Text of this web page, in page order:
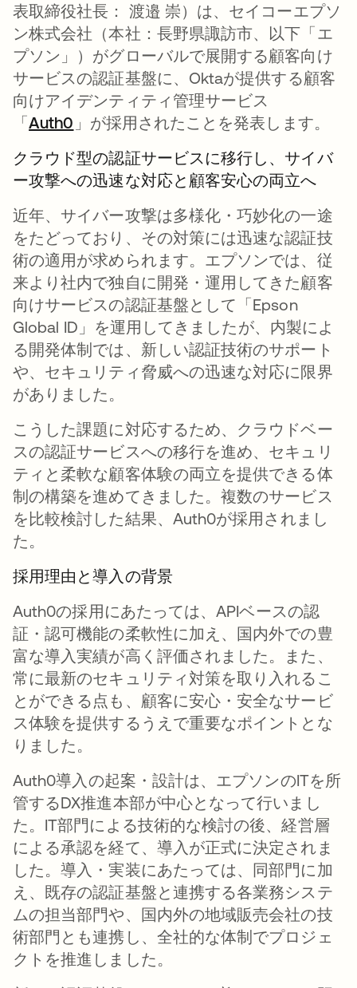
表取締役社長： 渡邉 崇）は、セイコーエプソ
ン株式会社（本社：長野県諏訪市、以下「エ
プソン」）がグローバルで展開する顧客向け
サービスの認証基盤に、Oktaが提供する顧客
向けアイデンティティ管理サービス
「Auth0 」が採用されたことを発表します。
クラウド型の認証サービスに移行し、サイバ
ー攻撃への迅速な対応と顧客安心の両立へ
近年、サイバー攻撃は多様化・巧妙化の一途
をたどっており、その対策には迅速な認証技
術の適用が求められます。エプソンでは、従
来より社内で独自に開発・運用してきた顧客
向けサービスの認証基盤として「Epson
Global ID」を運用してきましたが、内製によ
る開発体制では、新しい認証技術のサポート
や、セキュリティ脅威への迅速な対応に限界
がありました。
こうした課題に対応するため、クラウドベー
スの認証サービスへの移行を進め、セキュリ
ティと柔軟な顧客体験の両立を提供できる体
制の構築を進めてきました。複数のサービス
を比較検討した結果、Auth0が採用されまし
た。
採用理由と導入の背景
Auth0の採用にあたっては、APIベースの認
証・認可機能の柔軟性に加え、国内外での豊
富な導入実績が高く評価されました。また、
常に最新のセキュリティ対策を取り入れるこ
とができる点も、顧客に安心・安全なサービ
ス体験を提供するうえで重要なポイントとな
りました。
Auth0導入の起案・設計は、エプソンのITを所
管するDX推進本部が中心となって行いまし
た。IT部門による技術的な検討の後、経営層
による承認を経て、導入が正式に決定されま
した。導入・実装にあたっては、同部門に加
え、既存の認証基盤と連携する各業務システ
ムの担当部門や、国内外の地域販売会社の技
術部門とも連携し、全社的な体制でプロジェ
クトを推進しました。